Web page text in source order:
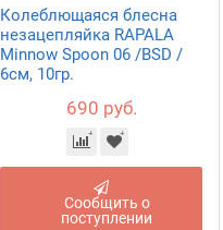
Колеблющаяся блесна
незацепляйка RAPALA
Minnow Spoon 06 /BSD /
6см, 10гр.
690 руб.
Сообщить о
поступлении